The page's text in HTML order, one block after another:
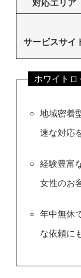
対応エリア
サービスサイ
ホワイトロ
地域密着
速な対応
経験豊富
女性のお
年中無休
な依頼に